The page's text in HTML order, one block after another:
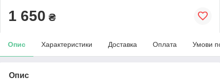
1 650 ₴
Опис Характеристики Доставка Оплата Умови
Опис